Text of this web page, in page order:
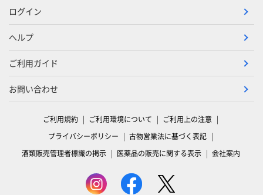
ログイン
ヘルプ
ご利用ガイド
お問い合わせ
ご利用規約 ご利用環境について
ご利用上の注意
プライバシーポリシー
古物営業法に基づく表記
酒類販売管理者標識の掲示
医薬品の販売に関する表示 会社案内